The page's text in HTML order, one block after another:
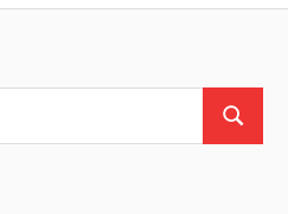
Buscar